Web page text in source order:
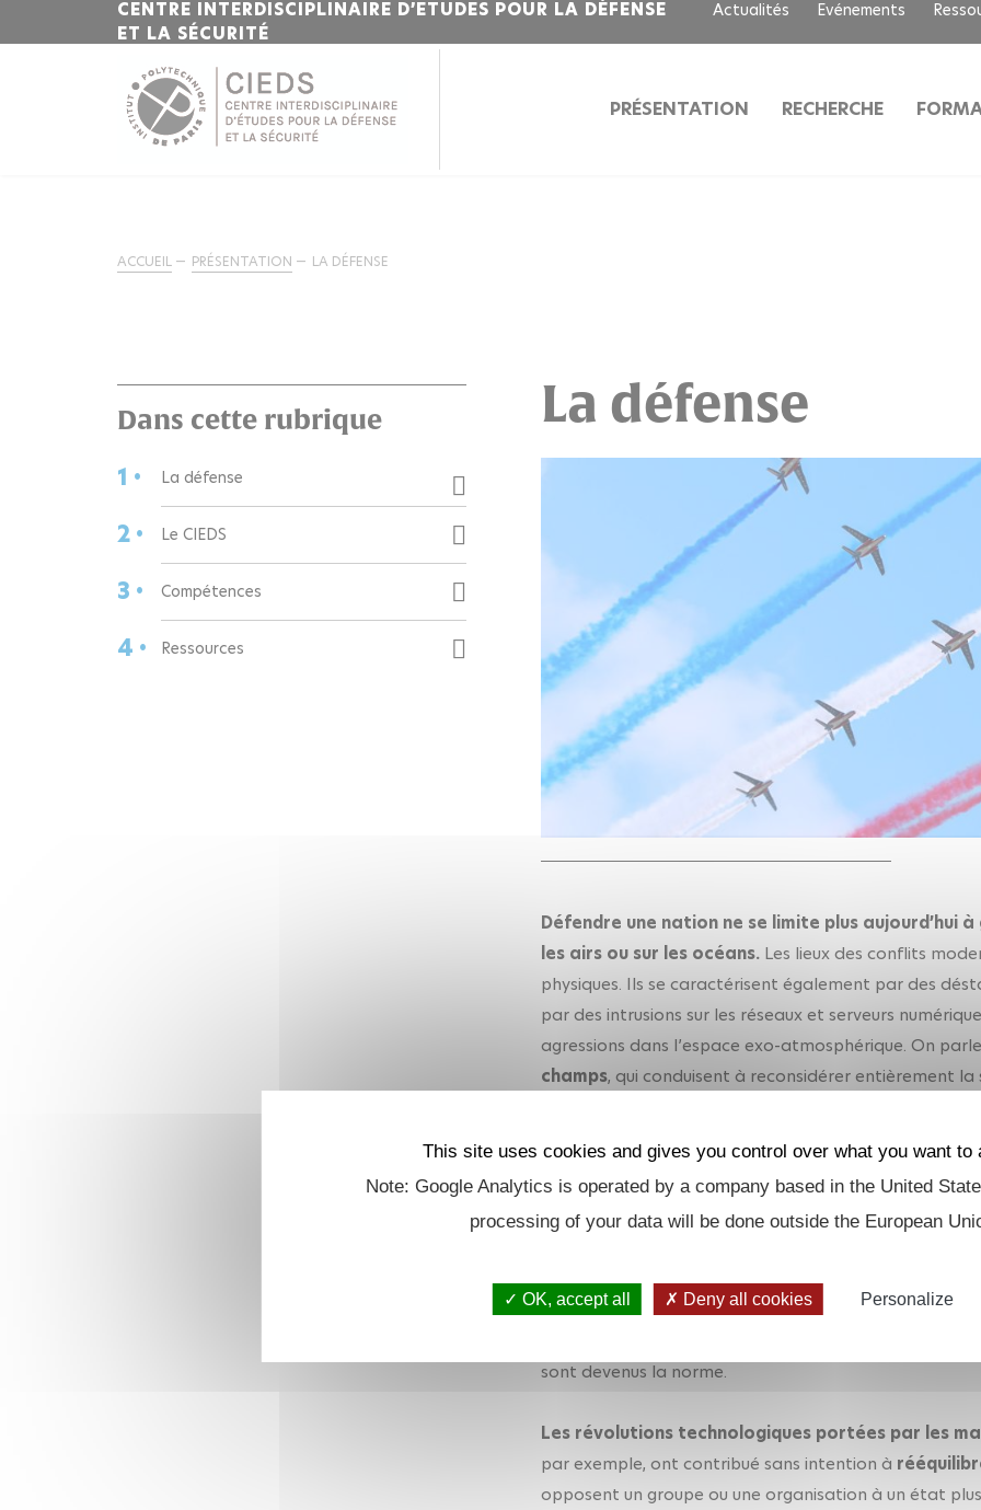
CENTRE INTERDISCIPLINAIRE D’ETUDES POUR LA DÉFENSE
ET LA SÉCURITÉ
Actualités Evénements
PRÉSENTATION
RECHERCHE
ACCUEIL PRÉSENTATION LA DÉFENSE
Dans cette rubrique
1 •
La défense
2 • Le CIEDS
3 • Compétences
4 • Ressources
La défense
Défendre une nation ne se limite plus
les airs ou sur les océans. Les lieux des conflits
physiques. Ils se caractérisent également par des
par des intrusions sur les réseaux et serveurs
agressions dans l’espace exo-atmosphérique. On
champs, qui conduisent à reconsidérer entièrement
Conflits multi-milieux
A la différence des actions conflictuelles
attaques dans le domaine cyber, les agressions dans
déroulent le plus souvent à bas bruit sans toujours
identifié.
La combinaison d’actions agressives multi-milieux
sont devenus la norme.
Les révolutions technologiques portées par les
par exemple, ont contribué sans intention à
opposent un groupe ou une organisation à un état
This site uses cookies and gives you control over what you want to
Note: Google Analytics is operated by a company based in the United
processing of your data will be done outside the European
OK, accept all Deny all cookies Personalize